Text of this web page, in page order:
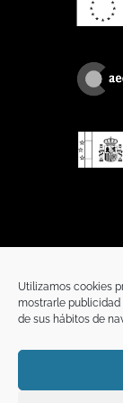
Utilizamos cookies
mostrarle publicidad
de sus hábitos de